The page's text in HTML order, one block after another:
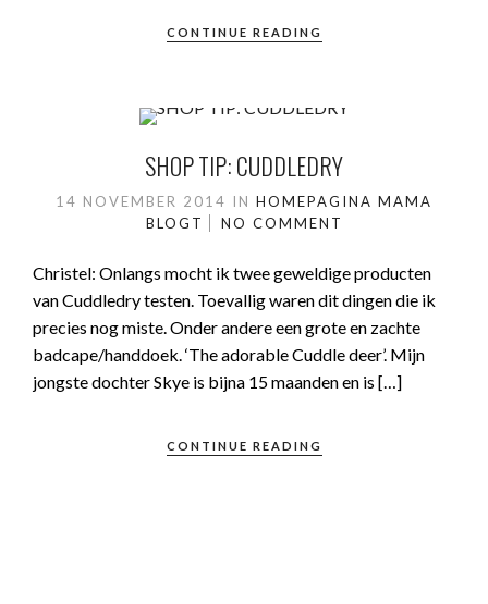
CONTINUE READING
SHOP TIP: CUDDLEDRY
14 NOVEMBER 2014 IN HOMEPAGINA MAMA
BLOGT
NO COMMENT
Christel: Onlangs mocht ik twee geweldige producten
van Cuddledry testen. Toevallig waren dit dingen die ik
precies nog miste. Onder andere een grote en zachte
badcape/handdoek. ‘The adorable Cuddle deer’. Mijn
jongste dochter Skye is bijna 15 maanden en is […]
CONTINUE READING